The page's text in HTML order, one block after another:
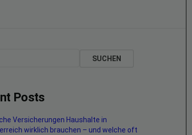
SUCHEN
Posts
Versicherungen Haushalte in
wirklich brauchen – und welche oft